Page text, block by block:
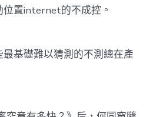
置internet的不成控。
基礎難以猜測的不測總在產